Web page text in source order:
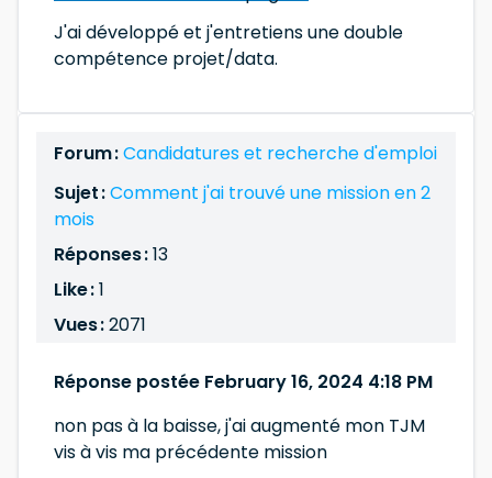
J'ai développé et j'entretiens une double
compétence projet/data.
Forum :Candidatures et recherche d'emploi
Sujet :Comment j'ai trouvé une mission en 2
mois
Réponses :13
Like :1
Vues :2071
Réponse postée February 16, 2024 4:18 PM
non pas à la baisse, j'ai augmenté mon TJM
vis à vis ma précédente mission